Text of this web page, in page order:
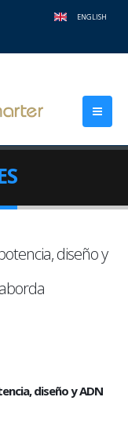
ENGLISH
diseño y
diseño y ADN